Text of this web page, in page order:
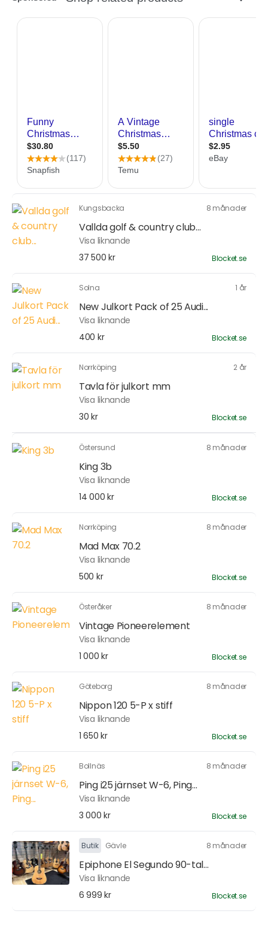
Kungsbacka 8 månader
Vallda golf & country club...
Visa liknande
37 500 kr
Blocket.se
Solna 1 år
New Julkort Pack of 25 Audi...
Visa liknande
400 kr
Blocket.se
Norrköping 2 år
Tavla för julkort mm
Visa liknande
30 kr
Blocket.se
Östersund 8 månader
King 3b
Visa liknande
14 000 kr
Blocket.se
Norrköping 8 månader
Mad Max 70.2
Visa liknande
500 kr
Blocket.se
Österåker 8 månader
Vintage Pioneerelement
Visa liknande
1 000 kr
Blocket.se
Göteborg 8 månader
Nippon 120 5-P x stiff
Visa liknande
1 650 kr
Blocket.se
Bollnäs 8 månader
Ping i25 järnset W-6, Ping...
Visa liknande
3 000 kr
Blocket.se
Butik Gävle 8 månader
Epiphone El Segundo 90-tal...
Visa liknande
6 999 kr
Blocket.se